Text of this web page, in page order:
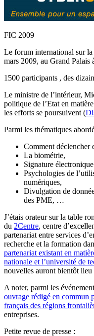
FIC 2009
Le forum international sur
mars 2009, au Grand Palais
1500 participants , des
Le ministre de l’intérieur,
politique de l’Etat en
les efforts se poursuivent (
Parmi les thématiques
Comment déclencher
La biométrie,
Signature
Psychologies de
numériques,
Divulgation de
des PME, …
J’étais orateur sur la table
du 2Centre, centre
partenariat entre services
recherche et la formation
partenariat existant en
nationale et l’université de
nouvelles auront bientôt lieu
A noter, parmi les
ouvrage rédigé en commun
français des régions
entreprises.
Petite revue de presse :